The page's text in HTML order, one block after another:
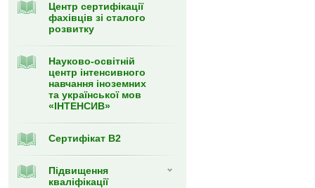
Центр сертифікації
фахівців зі сталого
розвитку
Науково-освітній
центр інтенсивного
навчання іноземних
та української мов
«ІНТЕНСИВ»
Сертифікат В2
Підвищення
кваліфікації